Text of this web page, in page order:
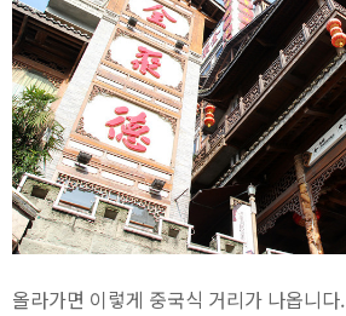
올라가면 이렇게 중국식 거리가 나옵니다.